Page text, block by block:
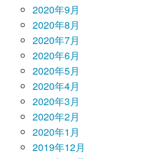
2020年9月
2020年8月
2020年7月
2020年6月
2020年5月
2020年4月
2020年3月
2020年2月
2020年1月
2019年12月